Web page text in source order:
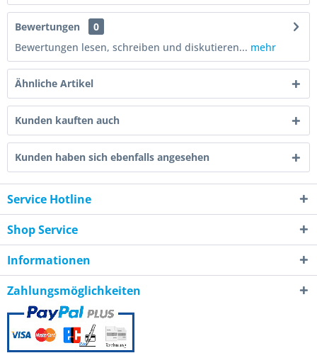
Bewertungen
0
Bewertungen lesen, schreiben und diskutieren... mehr
Ähnliche Artikel
Kunden kauften auch
Kunden haben sich ebenfalls angesehen
Service Hotline
Shop Service
Informationen
Zahlungsmöglichkeiten